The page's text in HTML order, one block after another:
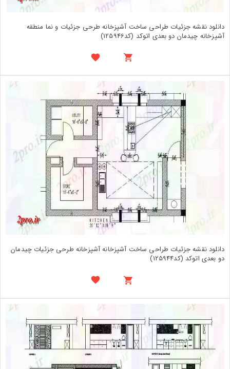
دانلود نقشه جزئیات طراحی ساخت آشپزخانه طرحی جزئیات و نما منطقه
آشپزخانه چیدمان دو بعدی اتوکد (کد125946)
دانلود نقشه جزئیات طراحی ساخت آشپزخانه آشپزخانه طرحی جزئیات چیدمان
دو بعدی اتوکد (کد125944)